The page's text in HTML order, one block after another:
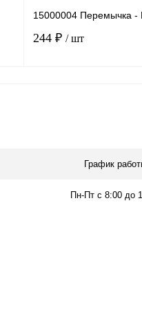
15000004 Перемычка
244 ₽ / шт
График
Пн-Пт с 8:00 до